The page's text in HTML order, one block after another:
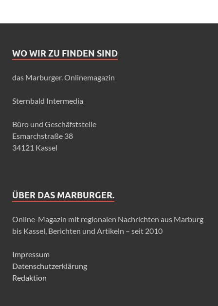
WO WIR ZU FINDEN SIND
das Marburger. Onlinemagazin
Sternbald Intermedia
Büro und Geschäfststelle
Esmarchstraße 38
34121 Kassel
ÜBER DAS MARBURGER.
Online-Magazin mit regionalen Nachrichten aus Marburg
bis Kassel, Berichten und Artikeln – seit 2010
Impressum
Datenschutzerklärung
Redaktion